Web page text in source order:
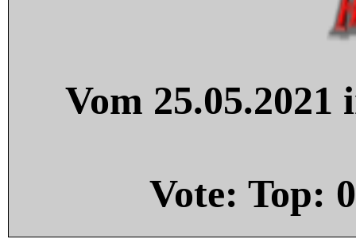
Vom
Vote: Top: 0